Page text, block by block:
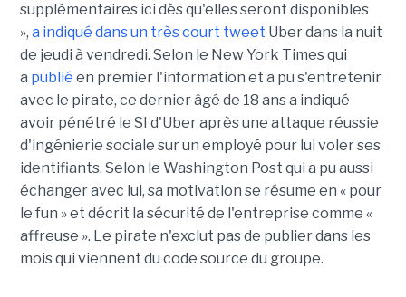
supplémentaires ici dès qu'elles seront disponibles
», a indiqué dans un très court tweet Uber dans la nuit
de jeudi à vendredi. Selon le New York Times qui
a publié en premier l'information et a pu s'entretenir
avec le pirate, ce dernier âgé de 18 ans a indiqué
avoir pénétré le SI d'Uber après une attaque réussie
d'ingénierie sociale sur un employé pour lui voler ses
identifiants. Selon le Washington Post qui a pu aussi
échanger avec lui, sa motivation se résume en « pour
le fun » et décrit la sécurité de l'entreprise comme «
affreuse ». Le pirate n'exclut pas de publier dans les
mois qui viennent du code source du groupe.